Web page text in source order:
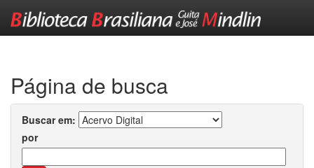
Página de busca
Buscar em:
por